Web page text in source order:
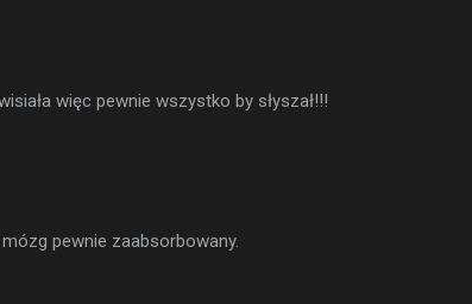
więc pewnie wszystko by słyszał!!!
pewnie zaabsorbowany.